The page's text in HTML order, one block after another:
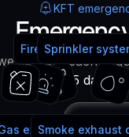
KFT
can be reached
365 days a
Call
Fire extinguisher
Fire alarm system
extinguishing
Sprinkler
Smoke exhaust